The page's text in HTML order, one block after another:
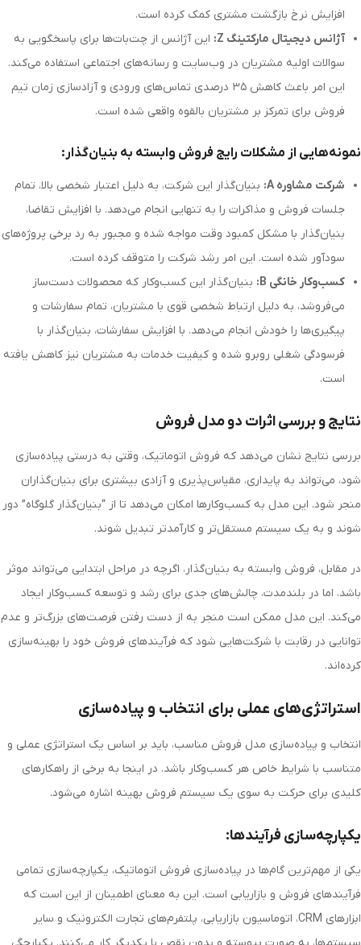
افزایش نرخ بازگشت مشتری کمک کرده است.
آژانس دیجیتال مارکتینگ Z:
این آژانس از چت‌بات‌ها برای پاسخگویی به
سوالات اولیه مشتریان در وب‌سایت و رسانه‌های اجتماعی استفاده می‌کند.
این امر باعث کاهش ۳۵ درصدی تماس‌های ورودی و آزادسازی زمان تیم
فروش برای تمرکز بر مشتریان بالقوه واقعی شده است.
نمونه‌هایی از مشکلات رایج فروش وابسته به بنیان‌گذار:
شرکت مشاوره A:
بنیان‌گذار این شرکت، به دلیل اعتبار شخصی بالا، تمام
جلسات فروش و مذاکرات را به تنهایی انجام می‌دهد. با افزایش تقاضا،
بنیان‌گذار با مشکل کمبود وقت مواجه شده و مجبور به رد برخی پروژه‌های
سودآور شده است. این امر رشد شرکت را متوقف کرده است.
کسب‌وکار خانگی B:
بنیان‌گذار این کسب‌وکار که محصولات دست‌ساز
می‌فروشد، به دلیل ارتباط شخصی قوی با مشتریان، تمام سفارشات و
پیگیری‌ها را خودش انجام می‌دهد. با افزایش سفارشات، بنیان‌گذار با
فرسودگی شغلی روبرو شده و کیفیت خدمات به مشتریان نیز کاهش یافته
است.
نتایج و بررسی اثرات دو مدل فروش
بررسی نتایج نشان می‌دهد که فروش اتوماتیک، وقتی به درستی پیاده‌سازی
شود، می‌تواند به پایداری، مقیاس‌پذیری و آزادی بیشتری برای بنیان‌گذاران
منجر شود. این مدل به کسب‌وکارها امکان می‌دهد تا از “بنیان‌گذار گلوگاه” دور
شوند و به یک سیستم مستقل‌تر و کارآمدتر تبدیل شوند.
در مقابل، فروش وابسته به بنیان‌گذار، اگرچه در مراحل ابتدایی می‌تواند موثر
باشد، اما در بلندمدت، چالش‌های جدی برای رشد و توسعه کسب‌وکار ایجاد
می‌کند. این مدل ممکن است منجر به از دست رفتن فرصت‌های بزرگ‌تر و عدم
توانایی در رقابت با شرکت‌هایی شود که فرآیندهای فروش خود را بهینه‌سازی
کرده‌اند.
استراتژی‌های عملی برای انتخاب و پیاده‌سازی
انتخاب و پیاده‌سازی مدل فروش مناسب، باید بر اساس یک استراتژی عملی و
متناسب با شرایط خاص هر کسب‌وکار باشد. در اینجا به برخی از راهکارهای
کلیدی برای حرکت به سوی یک سیستم فروش بهینه اشاره می‌شود.
یکپارچه‌سازی فرآیندها:
یکی از مهم‌ترین گام‌ها در پیاده‌سازی فروش اتوماتیک، یکپارچه‌سازی تمامی
فرآیندهای فروش و بازاریابی است. این به معنای اطمینان از این است که
ابزارهای CRM، اتوماسیون بازاریابی، پلتفرم‌های تجارت الکترونیک و سایر